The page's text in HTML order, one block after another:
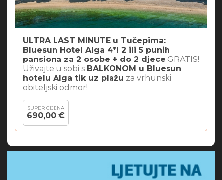
ULTRA LAST MINUTE u Tučepima:
Bluesun Hotel Alga 4*! 2 ili 5 punih
pansiona za 2 osobe + do 2 djece GRATIS!
Uživajte u sobi s BALKONOM u Bluesun
hotelu Alga tik uz plažu za vrhunski
obiteljski odmor!
SUPER CIJENA
690,00 €